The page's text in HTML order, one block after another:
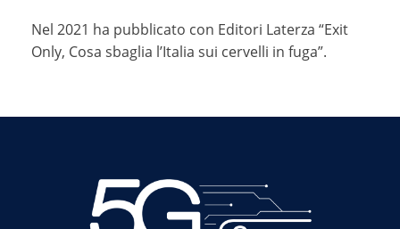
Nel 2021 ha pubblicato con Editori Laterza “Exit
Only, Cosa sbaglia l’Italia sui cervelli in fuga”.